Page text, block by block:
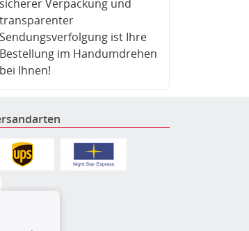
sicherer Verpackung und
transparenter
Sendungsverfolgung ist Ihre
Bestellung im Handumdrehen
bei Ihnen!